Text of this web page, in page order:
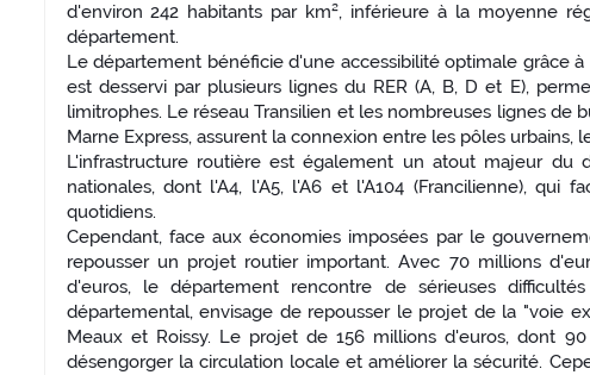
d'environ 242 habitants par km², inférieure à la moyenne
département.
Le département bénéficie d'une accessibilité optimale grâce
est desservi par plusieurs lignes du RER (A, B, D et E),
limitrophes. Le réseau Transilien et les nombreuses lignes
Marne Express, assurent la connexion entre les pôles
L'infrastructure routière est également un atout majeur du
nationales, dont l'A4, l'A5, l'A6 et l'A104 (Francilienne), qui
quotidiens.
Cependant, face aux économies imposées par le
repousser un projet routier important. Avec 70 millions
d'euros, le département rencontre de sérieuses
départemental, envisage de repousser le projet de la "voie
Meaux et Roissy. Le projet de 156 millions d'euros, dont
désengorger la circulation locale et améliorer la sécurité.